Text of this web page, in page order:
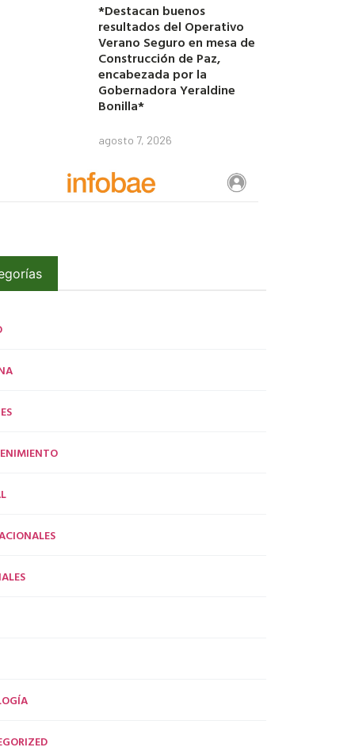
*Destacan buenos
resultados del Operativo
Verano Seguro en mesa de
Construcción de Paz,
encabezada por la
Gobernadora Yeraldine
Bonilla*
agosto 7, 2026